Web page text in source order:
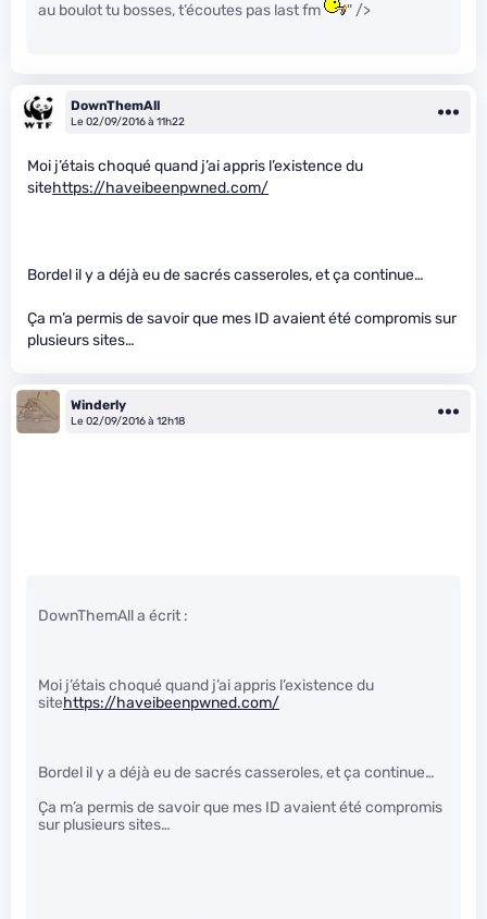
au boulot tu bosses, t’écoutes pas last fm " />
DownThemAll
Le 02/09/2016 à 11h22
Moi j’étais choqué quand j’ai appris l’existence du
sitehttps://haveibeenpwned.com/
Bordel il y a déjà eu de sacrés casseroles, et ça continue…
Ça m’a permis de savoir que mes ID avaient été compromis sur
plusieurs sites…
Winderly
Le 02/09/2016 à 12h18
DownThemAll a écrit :
Moi j’étais choqué quand j’ai appris l’existence du
sitehttps://haveibeenpwned.com/
Bordel il y a déjà eu de sacrés casseroles, et ça continue…
Ça m’a permis de savoir que mes ID avaient été compromis
sur plusieurs sites…